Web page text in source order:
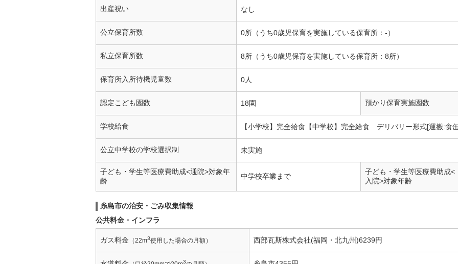
出産祝い なし
公立保育所数 0所（うち0歳児保育を実施している保育所：-）
私立保育所数 8所（うち0歳児保育を実施している保育所：8所）
保育所入所待機児童数 0人
認定こども園数 18園 預かり保育実施園数
学校給食 【小学校】完全給食【中学校】完全給食 デリバリー形式[運搬:食
公立中学校の学校選択制 未実施
子ども・学生等医療費助成<通院>対象年
齢
中学校卒業まで
子ども・学生等医療費助成<
入院>対象年齢
糸島市の治安・ごみ収集情報
公共料金・インフラ
ガス料金 （22m3使用した場合の月額） 西部瓦斯株式会社(福岡・北九州)6239円
3